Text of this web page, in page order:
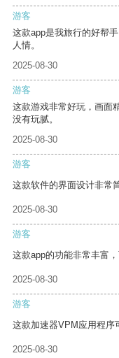
游客
这款app是我旅行的好帮
人情。
2025-08-30
游客
这款游戏非常好玩，画面
没有玩腻。
2025-08-30
游客
这款软件的界面设计非常
2025-08-30
游客
这款app的功能非常丰富
2025-08-30
游客
这款加速器VPM应用程序
2025-08-30